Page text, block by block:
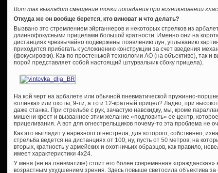
Вот так выглядит смещение точки попадания при возникновении
Откуда же он вообще берется, кто виноват и что делать?
Вызвано это стремлением эйрганнеров и некоторых стрелков из
длиннофокусными прицелами большой кратности. Именно они на
дистанциях чрезвычайно подвержены появлению лун, уплыванию
приходится прибегать к усложнению конструкции за счет введения
(фокусировки). Как по простенькой технологии АО (на объективе), так и
порой представляет собой настоящий штурвальчик сбоку прицела).
На кой черт на арбалете или обычной пневматической пружинно-
«плинка» или охоты, 9-ти, а то и 12-кратный прицел? Ладно, при
даже станка. При стрельбе с рук, зачастую навскидку, мы, кроме
мишени крест и вызванное этим желание «подловить» ее центр,
прицеливания. А вот для огнестрельщиков почему-то эта проблема не
Как это выглядит у нарезного огнестрела, для которого, собственно,
стрельба ведется на дистанциях от 100, ну, пусть от 50 метров, на
вторых, кратность у армейских и охотничьих образцов, как правило,
имеет характеристики 4х24.
У меня (не на пневматике) стоит его более современная
возрастным ухудшением зрения. Здесь повыше светосила объектива